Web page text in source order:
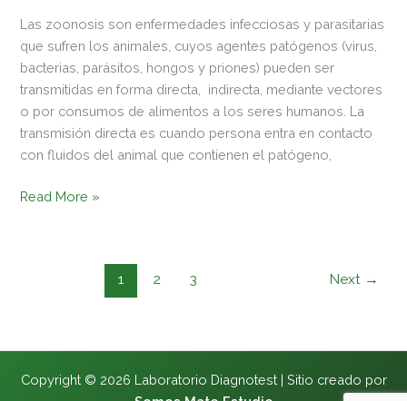
Las zoonosis son enfermedades infecciosas y parasitarias
que sufren los animales, cuyos agentes patógenos (virus,
bacterias, parásitos, hongos y priones) pueden ser
transmitidas en forma directa, indirecta, mediante vectores
o por consumos de alimentos a los seres humanos. La
transmisión directa es cuando persona entra en contacto
con fluidos del animal que contienen el patógeno,
Read More »
1 2 3 Next →
Copyright © 2026 Laboratorio Diagnotest | Sitio creado por